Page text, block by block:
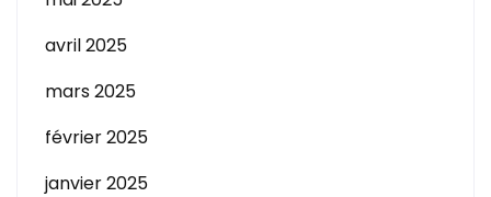
avril 2025
mars 2025
février 2025
janvier 2025